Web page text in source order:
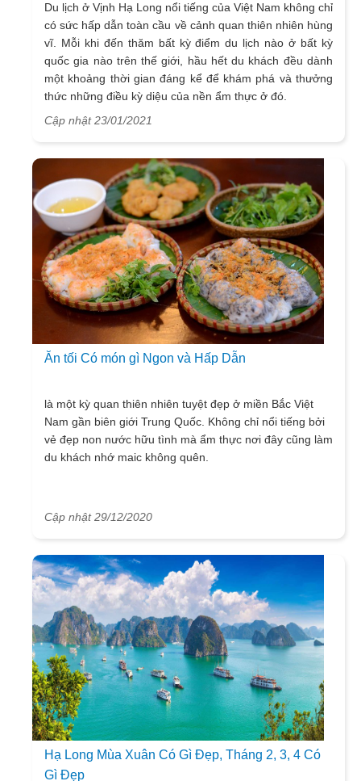
Du lịch ở Vịnh Hạ Long nổi tiếng của Việt Nam không chỉ
có sức hấp dẫn toàn cầu về cảnh quan thiên nhiên hùng
vĩ. Mỗi khi đến thăm bất kỳ điểm du lịch nào ở bất kỳ
quốc gia nào trên thế giới, hầu hết du khách đều dành
một khoảng thời gian đáng kể để khám phá và thưởng
thức những điều kỳ diệu của nền ẩm thực ở đó.
Cập nhật 23/01/2021
Ăn tối Có món gì Ngon và Hấp Dẫn
là một kỳ quan thiên nhiên tuyệt đẹp ở miền Bắc Việt
Nam gần biên giới Trung Quốc. Không chỉ nổi tiếng bởi
vẻ đẹp non nước hữu tình mà ẩm thực nơi đây cũng làm
du khách nhớ maic không quên.
Cập nhật 29/12/2020
Hạ Long Mùa Xuân Có Gì Đẹp, Tháng 2, 3, 4 Có
Gì Đẹp